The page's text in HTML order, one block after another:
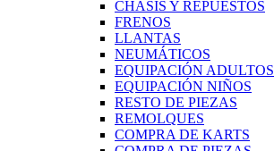
CHASIS Y REPUESTOS
FRENOS
LLANTAS
NEUMÁTICOS
EQUIPACIÓN ADULTOS
EQUIPACIÓN NIÑOS
RESTO DE PIEZAS
REMOLQUES
COMPRA DE KARTS